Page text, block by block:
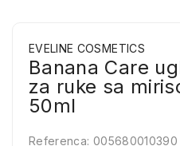
EVELINE COSMETICS
Banana Care
za ruke sa
50ml
Referenca: 005680010390